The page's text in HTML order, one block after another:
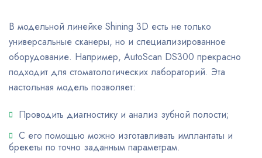
В модельной линейке Shining 3D есть не только
универсальные сканеры, но и специализированное
оборудование. Например, AutoScan DS300 прекрасно
подходит для стоматологических лабораторий. Эта
настольная модель позволяет:
Проводить диагностику и анализ зубной полости;
С его помощью можно изготавливать имплантаты и
брекеты по точно заданным параметрам.